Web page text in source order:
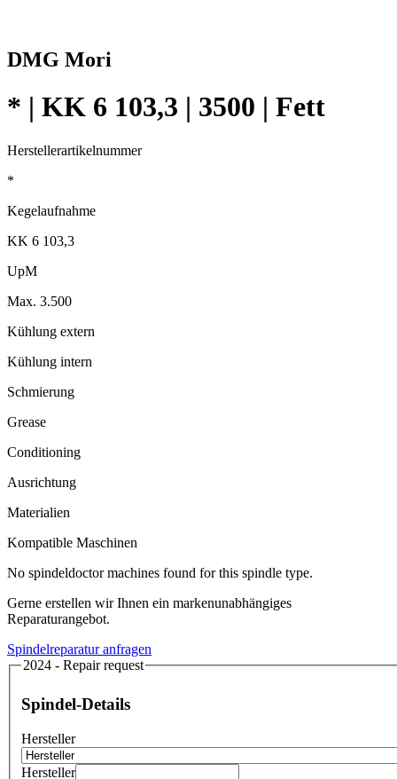
DMG Mori
* | KK 6 103,3 | 3500 | Fett
Herstellerartikelnummer
*
Kegelaufnahme
KK 6 103,3
UpM
Max. 3.500
Kühlung extern
Kühlung intern
Schmierung
Grease
Conditioning
Ausrichtung
Materialien
Kompatible Maschinen
No spindeldoctor machines found for this spindle type.
Gerne erstellen wir Ihnen ein markenunabhängiges
Reparaturangebot.
Spindelreparatur anfragen
2024 - Repair request
Spindel-Details
Hersteller
Hersteller